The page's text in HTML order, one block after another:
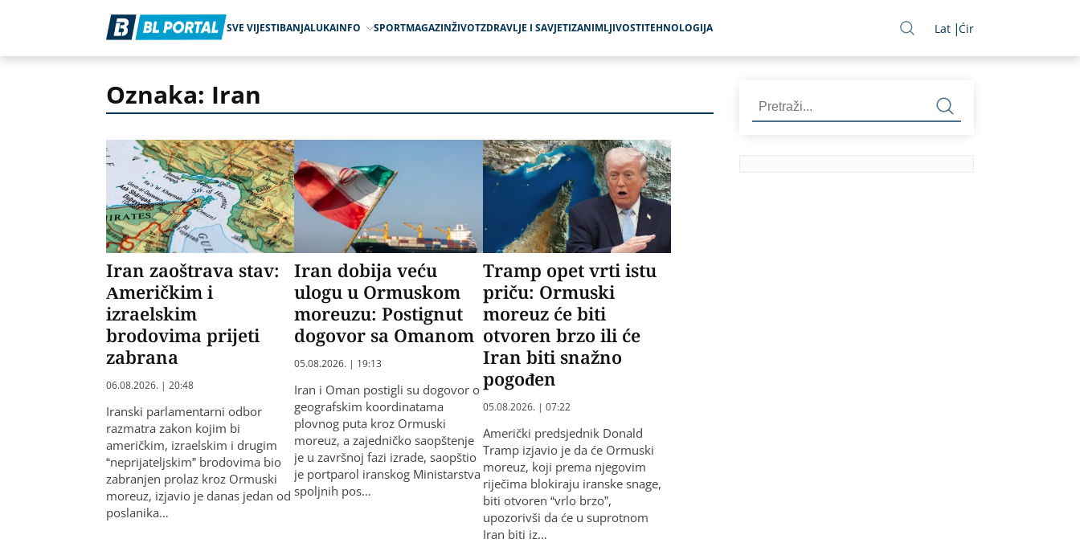
SVE VIJESTIBANJALUKAINFO SPORTMAGAZINŽIVOTZDRAVLJE I SAVJETIZANIMLJIVOSTITEHNOLOGIJA Lat Ćir
Oznaka: Iran
Iran zaoštrava stav:
Američkim i
izraelskim
brodovima prijeti
zabrana
06.08.2026. | 20:48
Iranski parlamentarni odbor
razmatra zakon kojim bi
američkim, izraelskim i drugim
“neprijateljskim” brodovima bio
zabranjen prolaz kroz Ormuski
moreuz, izjavio je danas jedan od
poslanika…
Iran dobija veću
ulogu u Ormuskom
moreuzu: Postignut
dogovor sa Omanom
05.08.2026. | 19:13
Iran i Oman postigli su dogovor o
geografskim koordinatama
plovnog puta kroz Ormuski
moreuz, a zajedničko saopštenje
je u završnoj fazi izrade, saopštio
je portparol iranskog Ministarstva
spoljnih pos…
Tramp opet vrti istu
priču: Ormuski
moreuz će biti
otvoren brzo ili će
Iran biti snažno
pogođen
05.08.2026. | 07:22
Američki predsjednik Donald
Tramp izjavio je da će Ormuski
moreuz, koji prema njegovim
riječima blokiraju iranske snage,
biti otvoren “vrlo brzo”,
upozorivši da će u suprotnom
Iran biti iz…